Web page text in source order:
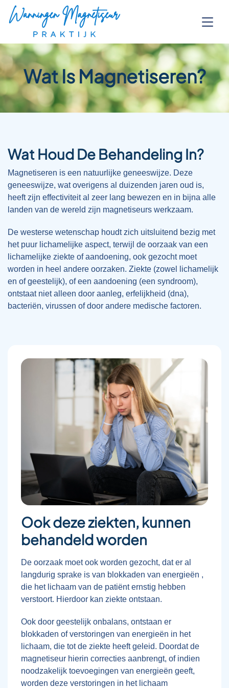
Wat Is Magnetiseren?
Wat Houd De Behandeling In?
Magnetiseren is een natuurlijke geneeswijze. Deze
geneeswijze, wat overigens al duizenden jaren oud is,
heeft zijn effectiviteit al zeer lang bewezen en in bijna alle
landen van de wereld zijn magnetiseurs werkzaam.
De westerse wetenschap houdt zich uitsluitend bezig met
het puur lichamelijke aspect, terwijl de oorzaak van een
lichamelijke ziekte of aandoening, ook gezocht moet
worden in heel andere oorzaken. Ziekte (zowel lichamelijk
en of geestelijk), of een aandoening (een syndroom),
ontstaat niet alleen door aanleg, erfelijkheid (dna),
bacteriën, virussen of door andere medische factoren.
Ook deze ziekten, kunnen
behandeld worden
De oorzaak moet ook worden gezocht, dat er al
langdurig sprake is van blokkaden van energieën ,
die het lichaam van de patiënt ernstig hebben
verstoort. Hierdoor kan ziekte ontstaan.
Ook door geestelijk onbalans, ontstaan er
blokkaden of verstoringen van energieën in het
lichaam, die tot de ziekte heeft geleid. Doordat de
magnetiseur hierin correcties aanbrengt, of indien
noodzakelijk toevoegingen van energieën geeft,
worden deze verstoringen in het lichaam